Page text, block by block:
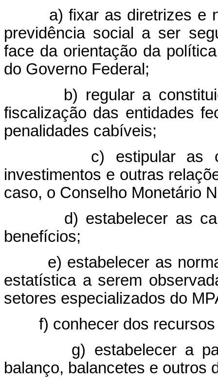
a) fixar as diretrizes e
previdência social a ser
face da orientação da
do Governo Federal;
b) regular a
fiscalização das entidades
penalidades cabíveis;
c) estipular as
investimentos e outras
caso, o Conselho Monetário
d) estabelecer as
benefícios;
e) estabelecer as
estatística a serem
setores especializados do
f) conhecer dos recursos
g) estabelecer a
balanço, balancetes e outros